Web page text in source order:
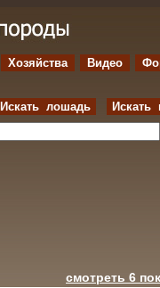
Хозяйства Видео
Искать лошадь Искать
смотреть 6